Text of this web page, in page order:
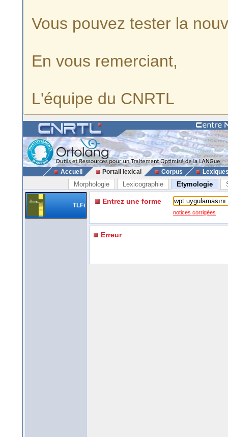
Vous pouvez tester la
En vous remerciant,
L'équipe du CNRTL
Accueil Portail lexical Corpus
Morphologie Lexicographie Etymologie
TLFi Entrez une forme
notices corrigées
Erreur